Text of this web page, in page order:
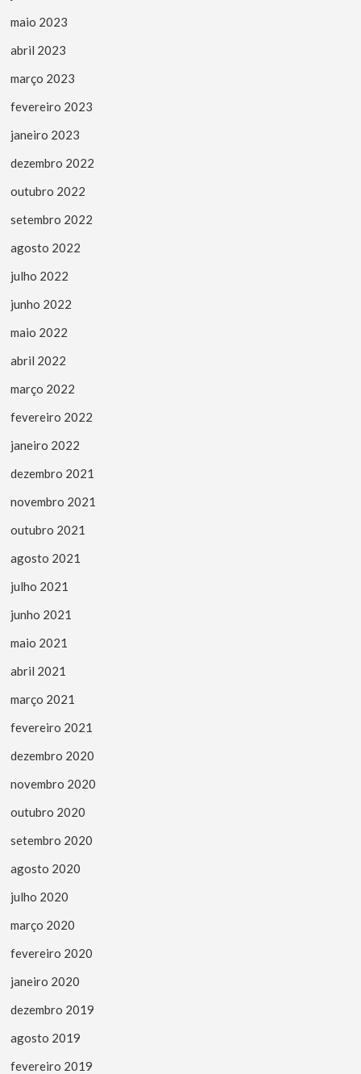
maio 2023
abril 2023
março 2023
fevereiro 2023
janeiro 2023
dezembro 2022
outubro 2022
setembro 2022
agosto 2022
julho 2022
junho 2022
maio 2022
abril 2022
março 2022
fevereiro 2022
janeiro 2022
dezembro 2021
novembro 2021
outubro 2021
agosto 2021
julho 2021
junho 2021
maio 2021
abril 2021
março 2021
fevereiro 2021
dezembro 2020
novembro 2020
outubro 2020
setembro 2020
agosto 2020
julho 2020
março 2020
fevereiro 2020
janeiro 2020
dezembro 2019
agosto 2019
fevereiro 2019